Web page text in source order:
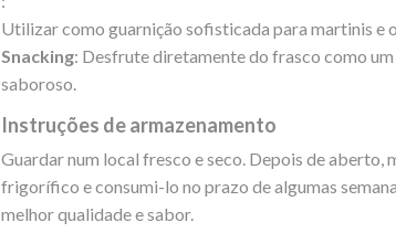
Utilizar como guarnição sofisticada para martinis e
Snacking: Desfrute diretamente do frasco como um
saboroso.
Instruções de armazenamento
Guardar num local fresco e seco. Depois de aberto,
frigorífico e consumi-lo no prazo de algumas
melhor qualidade e sabor.